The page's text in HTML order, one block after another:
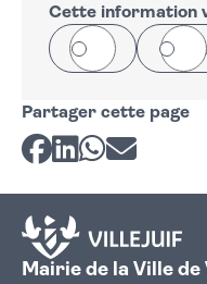
−
Cette information
Oui Non
Partager cette page
Partager sur
Partager sur
Partager sur
Partager
Mairie de la Ville